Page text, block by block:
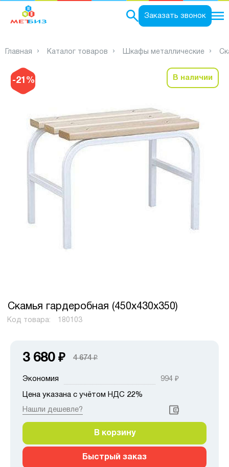
Заказать звонок
Главная Каталог товаров Шкафы металлические
-21% В наличии
Скамья гардеробная (450x430x350)
Код товара: 180103
3 680 ₽ 4 674₽
Экономия 994 ₽
Цена указана с учётом НДС 22%
Нашли дешевле?
В корзину
Быстрый заказ